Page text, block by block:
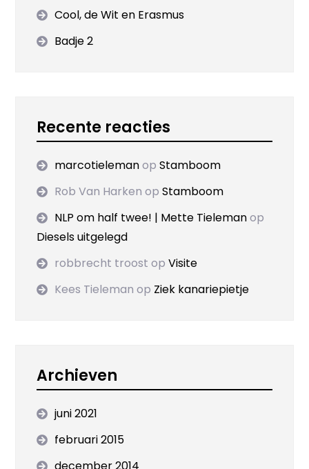
Cool, de Wit en Erasmus
Badje 2
Recente reacties
marcotielemanopStamboom
Rob Van Harken opStamboom
NLP om half twee! | Mette Tielemanop
Diesels uitgelegd
robbrecht troost opVisite
Kees Tieleman op Ziek kanariepietje
Archieven
juni 2021
februari 2015